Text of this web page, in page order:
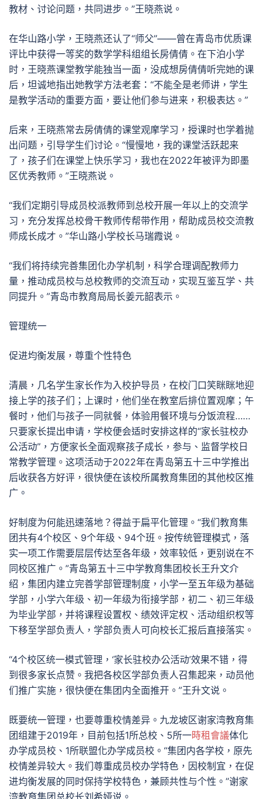
教材、讨论问题，共同进步。”王晓燕说。
在华山路小学，王晓燕还认了“师父”——曾在青岛市优质课
评比中获得一等奖的数学学科组组长房倩倩。在下泊小学
时，王晓燕课堂教学能独当一面，没成想房倩倩听完她的课
后，坦诚地指出她教学方法老套：“不能全是老师讲，学生
是教学活动的重要方面，要让他们参与进来，积极表达。”
后来，王晓燕常去房倩倩的课堂观摩学习，授课时也学着抛
出问题，引导学生们讨论。“慢慢地，我的课堂活跃起来
了，孩子们在课堂上快乐学习，我也在2022年被评为即墨
区优秀教师。”王晓燕说。
“我们定期引导成员校派教师到总校开展一年以上的交流学
习，充分发挥总校骨干教师传帮带作用，帮助成员校交流教
师成长成才。”华山路小学校长马瑞霞说。
“我们将持续完善集团化办学机制，科学合理调配教师力
量，推动成员校与总校教师的交流互动，实现互鉴互学、共
同提升。”青岛市教育局局长姜元韶表示。
管理统一
促进均衡发展，尊重个性特色
清晨，几名学生家长作为入校护导员，在校门口笑眯眯地迎
接上学的孩子们；上课时，他们坐在教室后排位置观摩；午
餐时，他们与孩子一同就餐，体验用餐环境与分饭流程……
只要家长提出申请，学校便会适时安排这样的“家长驻校办
公活动”，方便家长全面观察孩子成长，参与、监督学校日
常教学管理。这项活动于2022年在青岛第五十三中学推出
后收获各方好评，很快便在该校所属教育集团的其他校区推
广。
好制度为何能迅速落地？得益于扁平化管理。“我们教育集
团共有4个校区、9个年级、94个班。按传统管理模式，落
实一项工作需要层层传达至各年级，效率较低，更别说在不
同校区推广。”青岛第五十三中学教育集团校长王升文介
绍，集团内建立完善学部管理制度，小学一至五年级为基础
学部，小学六年级、初一年级为衔接学部，初二、初三年级
为毕业学部，并将课程设置权、绩效评定权、活动组织权等
下移至学部负责人，学部负责人可向校长汇报后直接落实。
“4个校区统一模式管理，‘家长驻校办公活动’效果不错，得
到很多家长点赞。我把各校区学部负责人召集起来，动员他
们推广实施，很快便在集团内全面推开。”王升文说。
既要统一管理，也要尊重校情差异。九龙坡区谢家湾教育集
团组建于2019年，目前包括1所总校、5所一時租會議体化
办学成员校、1所联盟化办学成员校。“集团内各学校，原先
校情差异较大。我们尊重成员校办学特色，因校制宜，在促
进均衡发展的同时保持学校特色，兼顾共性与个性。”谢家
湾教育集团总校长刘希娅说。